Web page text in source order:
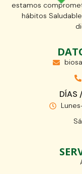
estamos
hábitos
DÍAS